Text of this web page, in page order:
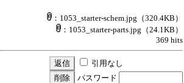
：1053_starter-schem.jpg （320.4KB）
：1053_starter-parts.jpg （24.1KB）
369 hits
引用なし
パスワード